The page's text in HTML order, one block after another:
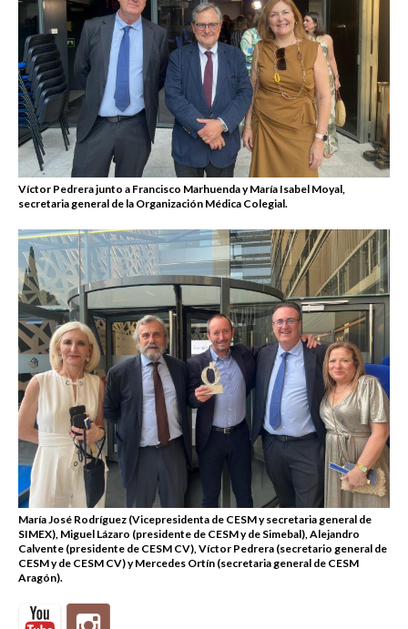
Víctor Pedrera junto a Francisco Marhuenda y María Isabel Moyal,
secretaria general de la Organización Médica Colegial.
María José Rodríguez (Vicepresidenta de CESM y secretaria general de
SIMEX), Miguel Lázaro (presidente de CESM y de Simebal), Alejandro
Calvente (presidente de CESM CV), Víctor Pedrera (secretario general de
CESM y de CESM CV) y Mercedes Ortín (secretaria general de CESM
Aragón).